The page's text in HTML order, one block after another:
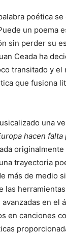
poética
un poema
sin perder su
Ceada ha
transitado y el
que fusiona
una
hacen falta
originalmente
trayectoria
más de medio
las
en el
en canciones